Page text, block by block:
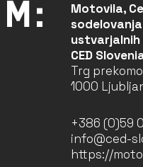
Motovila,
CED
Trg
1000
+386 (0)59
info@ced-
https://